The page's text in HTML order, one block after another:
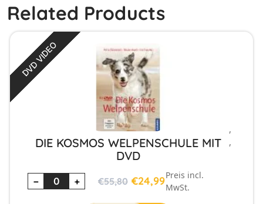
Related Products
DIE KOSMOS WELPENSCHULE MIT
DVD
− + 55,80
€ 24,99
€
Preis incl.
MwSt.
*
R
E
S
T
P
O
S
T
E
N
Z
U
S
O
N
D
E
R
P
R
E
I
S
E
N
*
,
BÜCHER
,
DVD VIDEO